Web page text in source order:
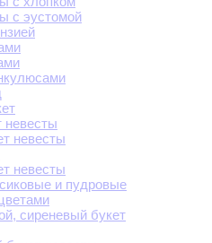
с эустомой
невесты
невесты
невесты
и пудровые
сиреневый букет